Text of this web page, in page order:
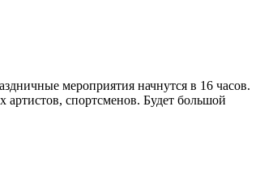
мероприятия начнутся в 16 часов.
спортсменов. Будет большой